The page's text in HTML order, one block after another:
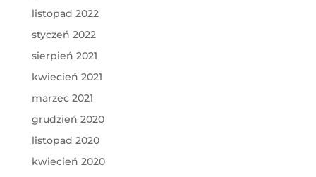
listopad 2022
styczeń 2022
sierpień 2021
kwiecień 2021
marzec 2021
grudzień 2020
listopad 2020
kwiecień 2020